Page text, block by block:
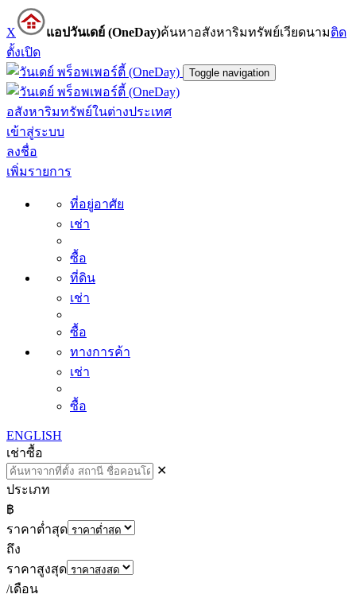
X แอปวันเดย์ (OneDay)ค้นหาอสังหาริมทรัพย์เวียดนามติด
ตั้งเปิด
Toggle navigation
อสังหาริมทรัพย์ในต่างประเทศ
เข้าสู่ระบบ
ลงชื่อ
เพิ่มรายการ
ที่อยู่อาศัย
เช่า
ซื้อ
ที่ดิน
เช่า
ซื้อ
ทางการค้า
เช่า
ซื้อ
ENGLISH
เช่าซื้อ
✕
ประเภท
฿
ราคาต่ำสุด
ถึง
ราคาสูงสุด
/เดือน